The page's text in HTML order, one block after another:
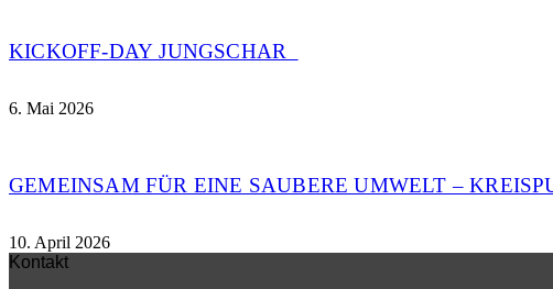
KICKOFF-DAY JUNGSCHAR
6. Mai 2026
GEMEINSAM FÜR EINE SAUBERE UMWELT –
10. April 2026
Kontakt